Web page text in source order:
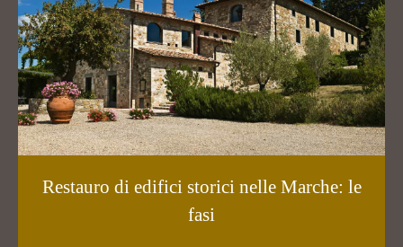
Restauro di edifici storici nelle Marche: le
fasi